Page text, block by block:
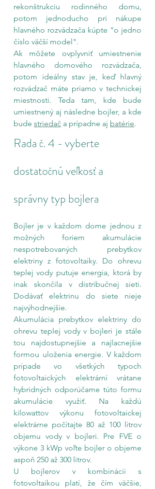
rekonštrukciu rodinného domu,
potom jednoducho pri nákupe
hlavného rozvádzača kúpte "o jedno
číslo väčší model".
Ak môžete ovplyvniť umiestnenie
hlavného domového rozvádzača,
potom ideálny stav je, keď hlavný
rozvádzač máte priamo v technickej
miestnosti. Teda tam, kde bude
umiestnený aj následne bojler, a kde
bude striedač a prípadne aj batérie.
Rada č. 4 - vyberte
dostatočnú veľkosť a
správny typ bojlera
Bojler je v každom dome jednou z
možných foriem akumulácie
nespotrebovaných prebytkov
elektriny z fotovoltaiky. Do ohrevu
teplej vody putuje energia, ktorá by
inak skončila v distribučnej sieti.
Dodávať elektrinu do siete nieje
najvýhodnejšie.
Akumulácia prebytkov elektriny do
ohrevu teplej vody v bojleri je stále
tou najdostupnejšie a najlacnejšie
formou uloženia energie. V každom
prípade vo všetkých typoch
fotovoltaických elektrární vrátane
hybridných odporúčame túto formu
akumulácie využiť. Na každú
kilowattov výkonu fotovoltaickej
elektrárne počítajte 80 až 100 litrov
objemu vody v bojleri. Pre FVE o
výkone 3 kWp voľte bojler o objeme
aspoň 250 až 300 litrov.
U bojlerov v kombinácii s
fotovoltaikou platí, že čím väčšie,